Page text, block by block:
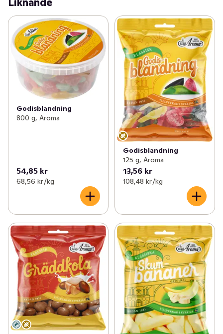
Godisblandning
800 g, Aroma
54,85 kr
68,56 kr /kg
Godisblandning
125 g, Aroma
13,56 kr
108,48 kr /kg